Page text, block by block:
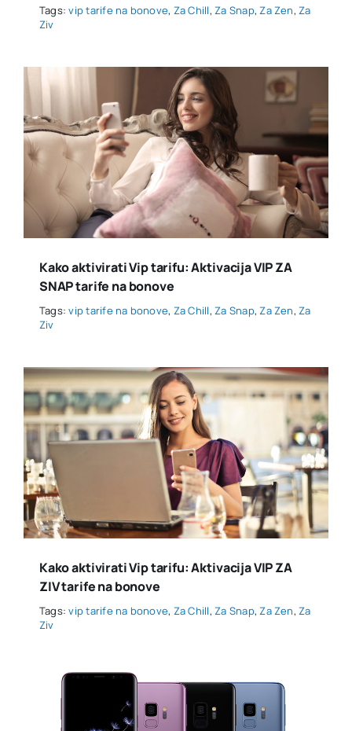
Tags:vip tarife na bonove, Za Chill,Za Snap,Za Zen,Za
Ziv
Kako aktivirati Vip tarifu: Aktivacija VIP ZA
SNAP tarife na bonove
Tags:vip tarife na bonove, Za Chill,Za Snap,Za Zen,Za
Ziv
Kako aktivirati Vip tarifu: Aktivacija VIP ZA
ZIV tarife na bonove
Tags:vip tarife na bonove, Za Chill,Za Snap,Za Zen,Za
Ziv